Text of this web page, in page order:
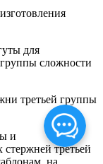
для
сложности
третьей группы
и
третьей
на